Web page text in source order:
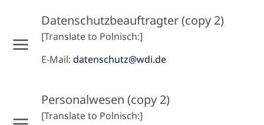
Datenschutzbeauftragter (copy 2)
[Translate to Polnisch:]
E-Mail: datenschutz@wdi.de
Personalwesen (copy 2)
[Translate to Polnisch:]